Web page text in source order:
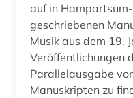
auf in
geschriebenen
Musik aus dem 19.
Veröffentlichungen
Parallelausgabe
Manuskripten zu